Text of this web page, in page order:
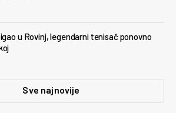
u Rovinj, legendarni tenisač ponovno
Sve najnovije